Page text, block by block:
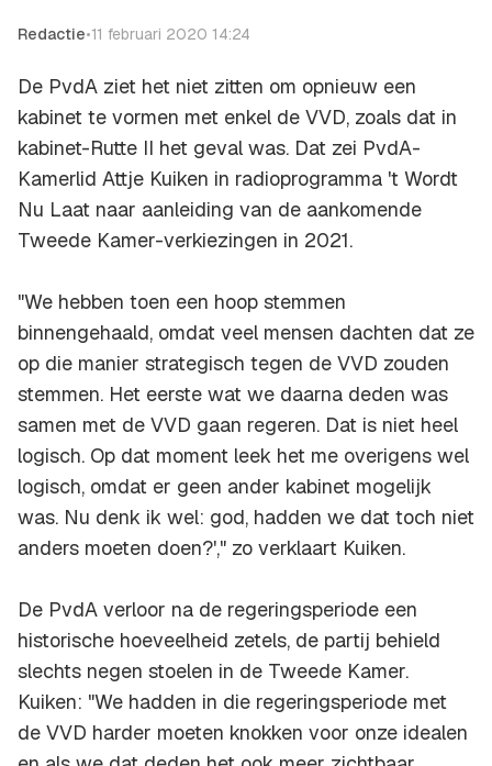
Redactie•11 februari 2020 14:24
De PvdA ziet het niet zitten om opnieuw een
kabinet te vormen met enkel de VVD, zoals dat in
kabinet-Rutte II het geval was. Dat zei PvdA-
Kamerlid Attje Kuiken in radioprogramma 't Wordt
Nu Laat naar aanleiding van de aankomende
Tweede Kamer-verkiezingen in 2021.
"We hebben toen een hoop stemmen
binnengehaald, omdat veel mensen dachten dat ze
op die manier strategisch tegen de VVD zouden
stemmen. Het eerste wat we daarna deden was
samen met de VVD gaan regeren. Dat is niet heel
logisch. Op dat moment leek het me overigens wel
logisch, omdat er geen ander kabinet mogelijk
was. Nu denk ik wel: god, hadden we dat toch niet
anders moeten doen?'," zo verklaart Kuiken.
De PvdA verloor na de regeringsperiode een
historische hoeveelheid zetels, de partij behield
slechts negen stoelen in de Tweede Kamer.
Kuiken: "We hadden in die regeringsperiode met
de VVD harder moeten knokken voor onze idealen